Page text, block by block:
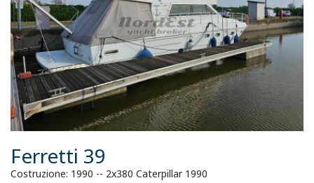
Ferretti 39
Costruzione: 1990 -- 2x380 Caterpillar 1990